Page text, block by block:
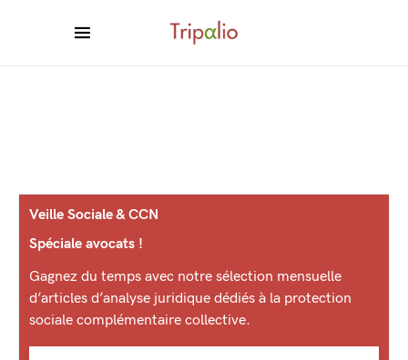
Veille Sociale & CCN
Spéciale avocats !
Gagnez du temps avec notre sélection mensuelle
d’articles d’analyse juridique dédiés à la protection
sociale complémentaire collective.